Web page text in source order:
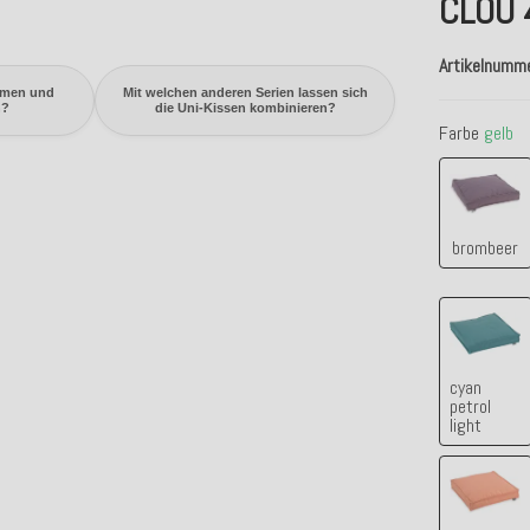
und
Mit welchen anderen Serien lassen sich
die Uni-Kissen kombinieren?
Farbe gelb
brombeer
cyan
petrol
light
cyan
salmon